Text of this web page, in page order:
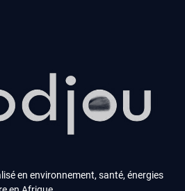
en environnement, santé, énergies